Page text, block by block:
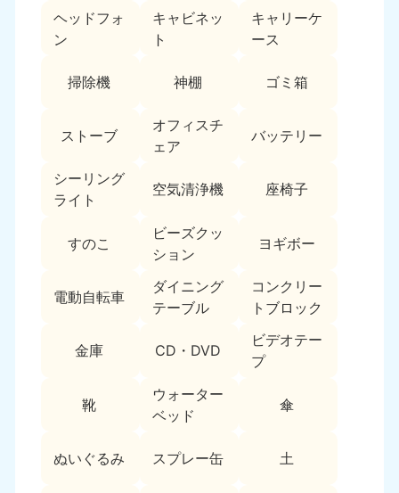
ヘッドフォ
ン
キャビネッ
ト
キャリーケ
ース
掃除機 神棚 ゴミ箱
ストーブ
オフィスチ
ェア
バッテリー
シーリング
ライト
空気清浄機 座椅子
すのこ
ビーズクッ
ション
ヨギボー
電動自転車
ダイニング
テーブル
コンクリー
トブロック
金庫 CD・DVD
ビデオテー
プ
靴
ウォーター
ベッド
傘
ぬいぐるみ スプレー缶 土
福島県
050-1881-5271
東京都
050-1881-5265
9:00〜19:00 年中無休
神奈川県
050-1881-5268
9:00〜19:00 年中無休
050-1881-5266
9:00〜19:00 年中無休
栃木県
050-1881-5270
茨城県
050-1881-5269
9:00〜19:00 年中無休
050-1881-5267
9:00〜19:00 年中無休